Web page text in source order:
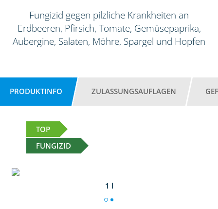
Fungizid gegen pilzliche Krankheiten an
Erdbeeren, Pfirsich, Tomate, Gemüsepaprika,
Aubergine, Salaten, Möhre, Spargel und Hopfen
PRODUKTINFO ZULASSUNGSAUFLAGEN
TOP
FUNGIZID
1 l